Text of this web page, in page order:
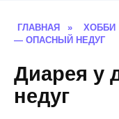
ГЛАВНАЯ » ХОББИ
— ОПАСНЫЙ НЕДУГ
Диарея у
недуг